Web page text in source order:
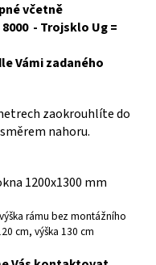
včetně
- Trojsklo Ug =
Vámi zadaného
zaokrouhlíte do
nahoru.
1200x1300 mm
rámu bez montážního
cm, výška 130 cm